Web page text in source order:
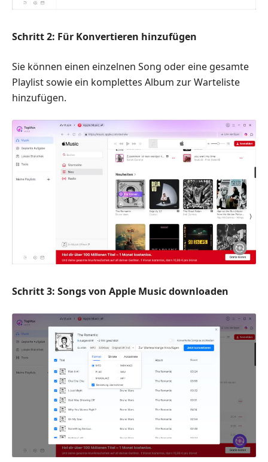
Schritt 2: Für Konvertieren hinzufügen
Sie können einen einzelnen Song oder eine gesamte
Playlist sowie ein komplettes Album zur Warteliste
hinzufügen.
Schritt 3: Songs von Apple Music downloaden